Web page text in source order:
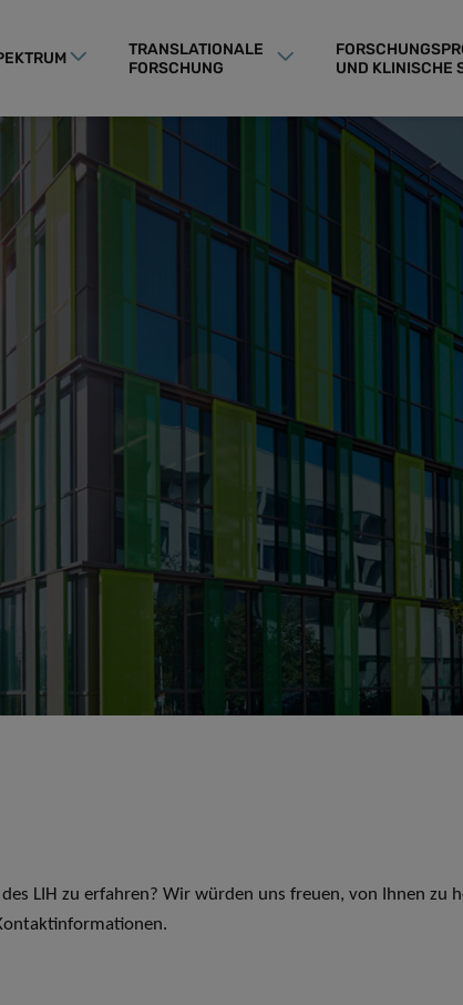
TRANSLATIONALE
FORSCHUNG
UND KLINISCHE
LIH zu erfahren? Wir würden uns freuen, von Ihnen zu